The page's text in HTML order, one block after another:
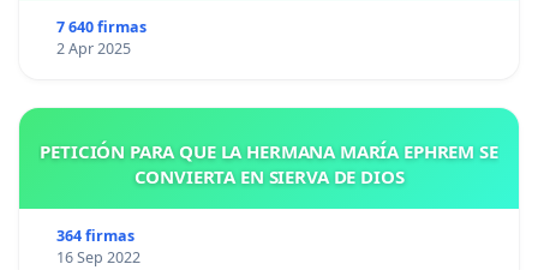
7 640 firmas
2 Apr 2025
PETICIÓN PARA QUE LA HERMANA MARÍA EPHREM SE
CONVIERTA EN SIERVA DE DIOS
364 firmas
16 Sep 2022